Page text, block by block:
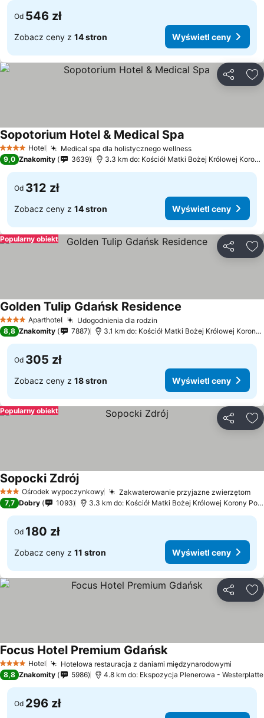
Od 546 zł
Zobacz ceny z 14 stron Wyświetl ceny
4 KategoriaHotel Medical spa dla holistycznego wellness
Sopotorium Hotel & Medical Spa
9,0 Znakomity 3639 3.3 km do: Kościół Matki Bożej Królowej Korony Polskiej
Od 312 zł
Zobacz ceny z 14 stron Wyświetl ceny
Popularny obiekt
4 KategoriaAparthotel Udogodnienia dla rodzin
Golden Tulip Gdańsk Residence
8,8 Znakomity 7887 3.1 km do: Kościół Matki Bożej Królowej Korony Polskiej
Od 305 zł
Zobacz ceny z 18 stron Wyświetl ceny
Popularny obiekt
3 KategoriaOśrodek wypoczynkowy Zakwaterowanie przyjazne zwierzętom
Sopocki Zdrój
7,7 Dobry 1093 3.3 km do: Kościół Matki Bożej Królowej Korony Polskiej
Od 180 zł
Zobacz ceny z 11 stron Wyświetl ceny
4 KategoriaHotel Hotelowa restauracja z daniami międzynarodowymi
Focus Hotel Premium Gdańsk
8,8 Znakomity 5986 4.8 km do: Ekspozycja Plenerowa - Westerplatte
Od 296 zł